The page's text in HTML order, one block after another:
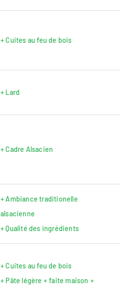
+ Cuites au feu de bois
+ Lard
+ Cadre Alsacien
+ Ambiance traditionelle
alsacienne
+ Qualité des ingrédients
+ Cuites au feu de bois
+ Pâte légère « faite maison »